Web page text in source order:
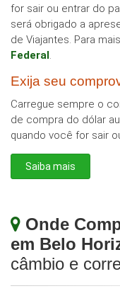
for sair ou entrar do
será obrigado a
de Viajantes. Para
Federal.
Exija seu
Carregue sempre o
de compra do dólar
quando você for sair
Saiba mais
Onde
em Belo
câmbio e